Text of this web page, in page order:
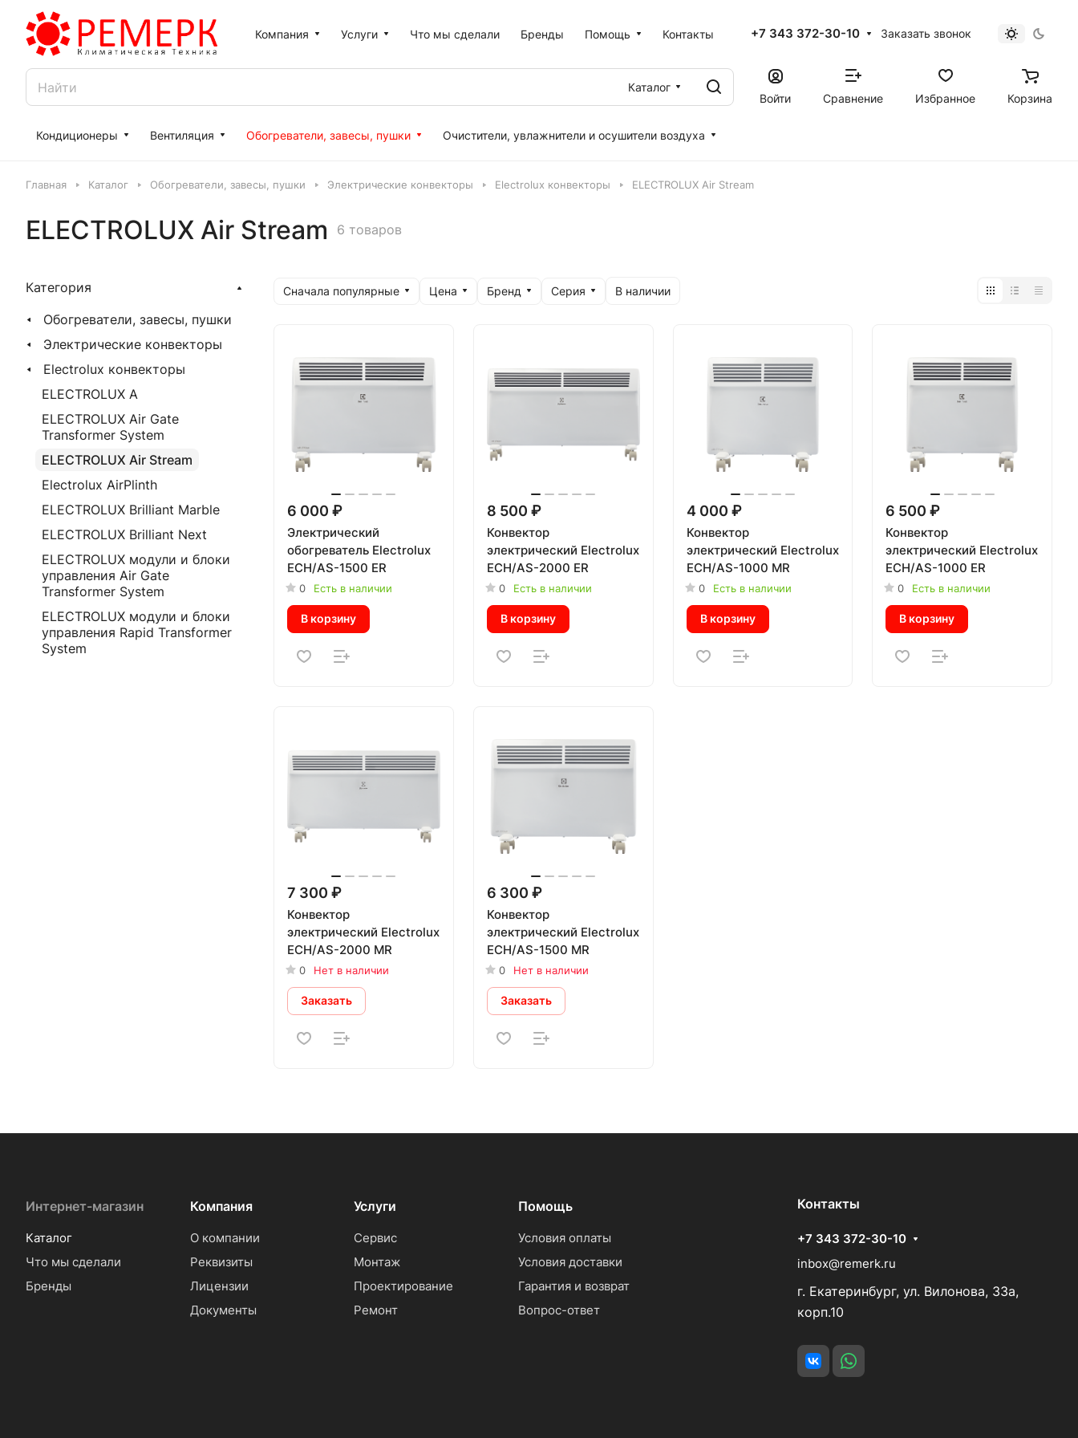
Компания Услуги Что мы сделали Бренды Помощь Контакты +7 343 372-30-10 Заказать звонок
Каталог
Войти
Сравнение Избранное Корзина
Кондиционеры Вентиляция Обогреватели, завесы, пушки Очистители, увлажнители и осушители воздуха
Главная Каталог Обогреватели, завесы, пушки Электрические конвекторы Electrolux конвекторы ELECTROLUX Air Stream
ELECTROLUX Air Stream 6 товаров
Сначала популярные Цена Бренд Серия В наличии
6 000 ₽
Электрический
обогреватель Electrolux
ECH/AS-1500 ER
0 Есть в наличии
В корзину
8 500 ₽
Конвектор
электрический Electrolux
ECH/AS-2000 ER
0 Есть в наличии
В корзину
4 000 ₽
Конвектор
электрический Electrolux
ECH/AS-1000 MR
0 Есть в наличии
В корзину
6 500 ₽
Конвектор
электрический Electrolux
ECH/AS-1000 ER
0 Есть в наличии
В корзину
7 300 ₽
Конвектор
электрический Electrolux
ECH/AS-2000 MR
0 Нет в наличии
Заказать
6 300 ₽
Конвектор
электрический Electrolux
ECH/AS-1500 MR
0 Нет в наличии
Заказать
Категория
Обогреватели, завесы, пушки
Электрические конвекторы
Electrolux конвекторы
ELECTROLUX A
ELECTROLUX Air Gate
Transformer System
ELECTROLUX Air Stream
Electrolux AirPlinth
ELECTROLUX Brilliant Marble
ELECTROLUX Brilliant Next
ELECTROLUX модули и блоки
управления Air Gate
Transformer System
ELECTROLUX модули и блоки
управления Rapid Transformer
System
Интернет-магазин
Каталог
Что мы сделали
Бренды
Компания
О компании
Реквизиты
Лицензии
Документы
Услуги
Сервис
Монтаж
Проектирование
Ремонт
Помощь
Условия оплаты
Условия доставки
Гарантия и возврат
Вопрос-ответ
Контакты
+7 343 372-30-10
inbox@remerk.ru
г. Екатеринбург, ул. Вилонова, 33а,
корп.10